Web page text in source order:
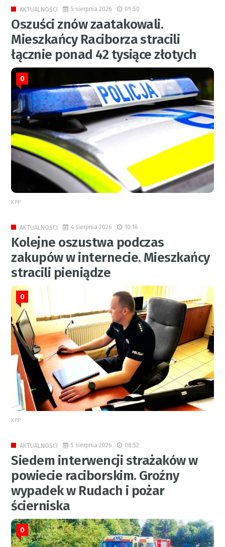
AKTUALNOŚCI 5 sierpnia 2026 09:50
Oszuści znów zaatakowali.
Mieszkańcy Raciborza stracili
łącznie ponad 42 tysiące złotych
0
KPP
AKTUALNOŚCI 4 sierpnia 2026 10:16
Kolejne oszustwa podczas
zakupów w internecie. Mieszkańcy
stracili pieniądze
0
KPP
AKTUALNOŚCI 5 sierpnia 2026 08:52
Siedem interwencji strażaków w
powiecie raciborskim. Groźny
wypadek w Rudach i pożar
ścierniska
0